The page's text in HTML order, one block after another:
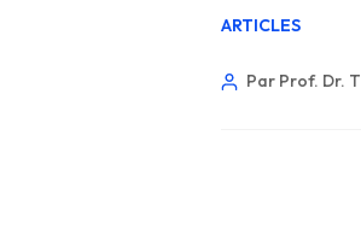
ARTICLES
Par Prof. Dr.